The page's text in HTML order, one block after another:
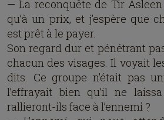
— La reconquête de Tir
qu’à un prix, et j’espère que
est prêt à le payer.
Son regard dur et pénétrant
chacun des visages. Il voyait
dits. Ce groupe n’était pas
l’effrayait bien qu’il ne
rallieront-ils face à l’ennemi ?